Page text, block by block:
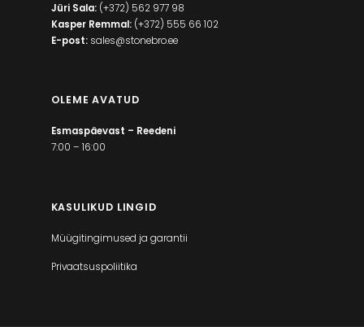
Jüri Sala: (+372) 562 977 98
Kasper Remmal: (+372) 555 66 102
E-post: sales@stonebro.ee
OLEME AVATUD
Esmaspäevast – Reedeni
7:00 – 16:00
KASULIKUD LINGID
Müügitingimused ja garantii
Privaatsuspoliitika